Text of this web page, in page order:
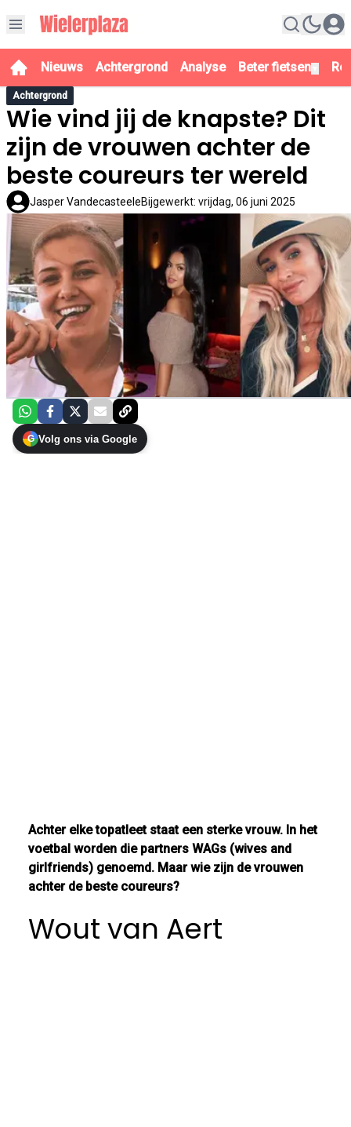
Nieuws Achtergrond Analyse Beter fietsen
Achtergrond
Wie vind jij de knapste? Dit
zijn de vrouwen achter de
beste coureurs ter wereld
Jasper VandecasteeleBijgewerkt: vrijdag, 06 juni 2025
G Volg ons via Google
Achter elke topatleet staat een sterke vrouw. In het
voetbal worden die partners WAGs (wives and
girlfriends) genoemd. Maar wie zijn de vrouwen
achter de beste coureurs?
Wout van Aert